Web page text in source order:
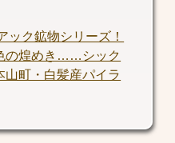
ック鉱物シリーズ！
の煌めき……シック
山町・白髪産パイラ